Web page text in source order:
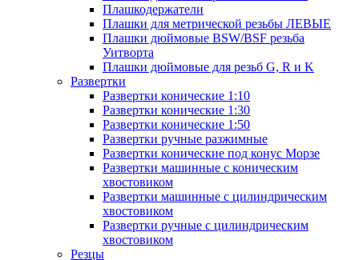
Плашкодержатели
Плашки для метрической резьбы ЛЕВЫЕ
Плашки дюймовые BSW/BSF резьба
Уитворта
Плашки дюймовые для резьб G, R и K
Развертки
Развертки конические 1:10
Развертки конические 1:30
Развертки конические 1:50
Развертки ручные разжимные
Развертки конические под конус Морзе
Развертки машинные с коническим
хвостовиком
Развертки машинные с цилиндрическим
хвостовиком
Развертки ручные с цилиндрическим
хвостовиком
Резцы